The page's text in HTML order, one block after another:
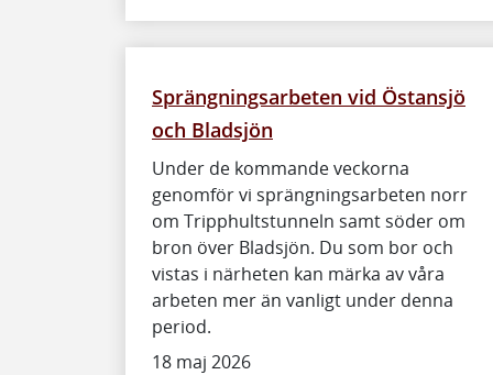
Sprängningsarbeten vid Östansjö
och Bladsjön
Under de kommande veckorna
genomför vi sprängningsarbeten norr
om Tripphultstunneln samt söder om
bron över Bladsjön. Du som bor och
vistas i närheten kan märka av våra
arbeten mer än vanligt under denna
period.
18 maj 2026